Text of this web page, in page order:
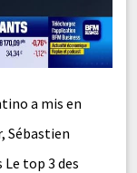
a mis en
Sébastien
top 3 des